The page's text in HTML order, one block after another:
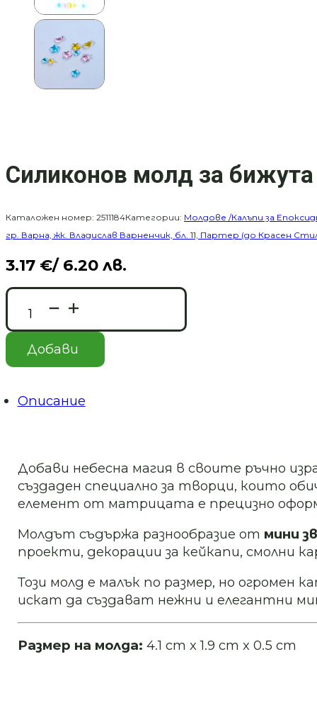
Силиконов молд за
Каталожен номер: 2511184Категории: Молдове /Калъпи за
гр. Варна, жк. Владислав Варненчик, бл. 11, Партер (до Красен
3.17 €/ 6.20 лв.
количество
за
Силиконов
молд
за
бижута
Звездички
и
2511184
Добави
Описание
Добави небесна магия в своите ръчно
създаден специално за творци, които
елемент от матрицата е прецизно
Молдът съдържа разнообразие от мини
проекти, декорации за кейкапи, смолни
Този молд е малък по размер, но
искат да създават нежни и елегантни
Размер на молда: 4.1 cm x 1.9 cm x 0.5 cm